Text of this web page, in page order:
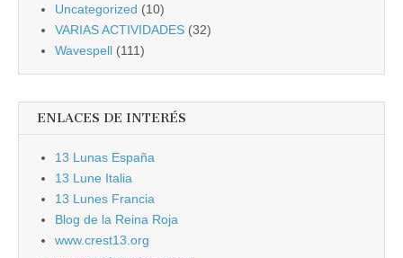
Uncategorized (10)
VARIAS ACTIVIDADES (32)
Wavespell (111)
ENLACES DE INTERÉS
13 Lunas España
13 Lune Italia
13 Lunes Francia
Blog de la Reina Roja
www.crest13.org